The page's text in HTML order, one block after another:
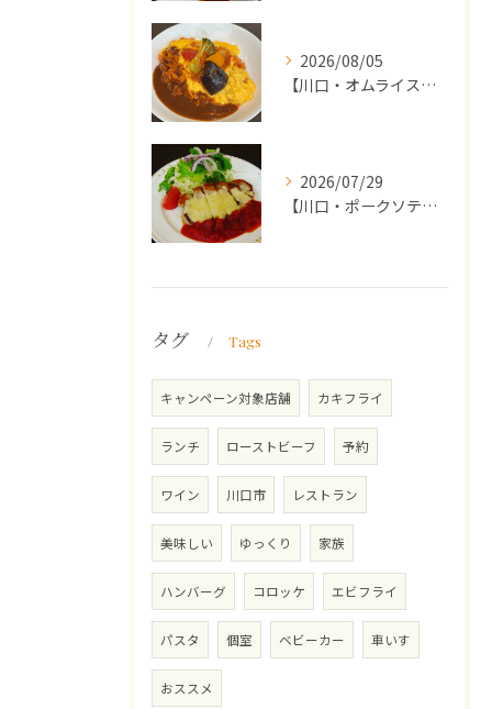
2026/08/05
【川口・オムライス】ランチ・ディナーにおススメの週替わりメニ...
2026/07/29
【川口・ポークソテー】ランチ・ディナーにおススメの週替わりメ...
タグ Tags
キャンペーン対象店舗 カキフライ
ランチ ローストビーフ 予約
ワイン 川口市 レストラン
美味しい ゆっくり 家族
ハンバーグ コロッケ エビフライ
パスタ 個室 ベビーカー 車いす
おススメ